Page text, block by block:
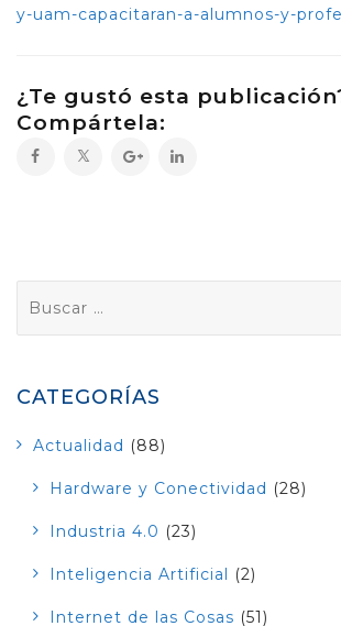
y-uam-capacitaran-a-alumnos-y-
¿Te gustó esta
Compártela:
CATEGORÍAS
Actualidad (88)
Hardware y Conectividad (28)
Industria 4.0 (23)
Inteligencia Artificial (2)
Internet de las Cosas (51)